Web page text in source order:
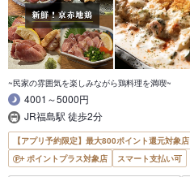
~民家の雰囲気を楽しみながら鶏料理を満喫~
4001～5000円
JR福島駅 徒歩2分
【アプリ予約限定】最大800ポイント還元対象店
ポイントプラス対象店
スマート支払い可